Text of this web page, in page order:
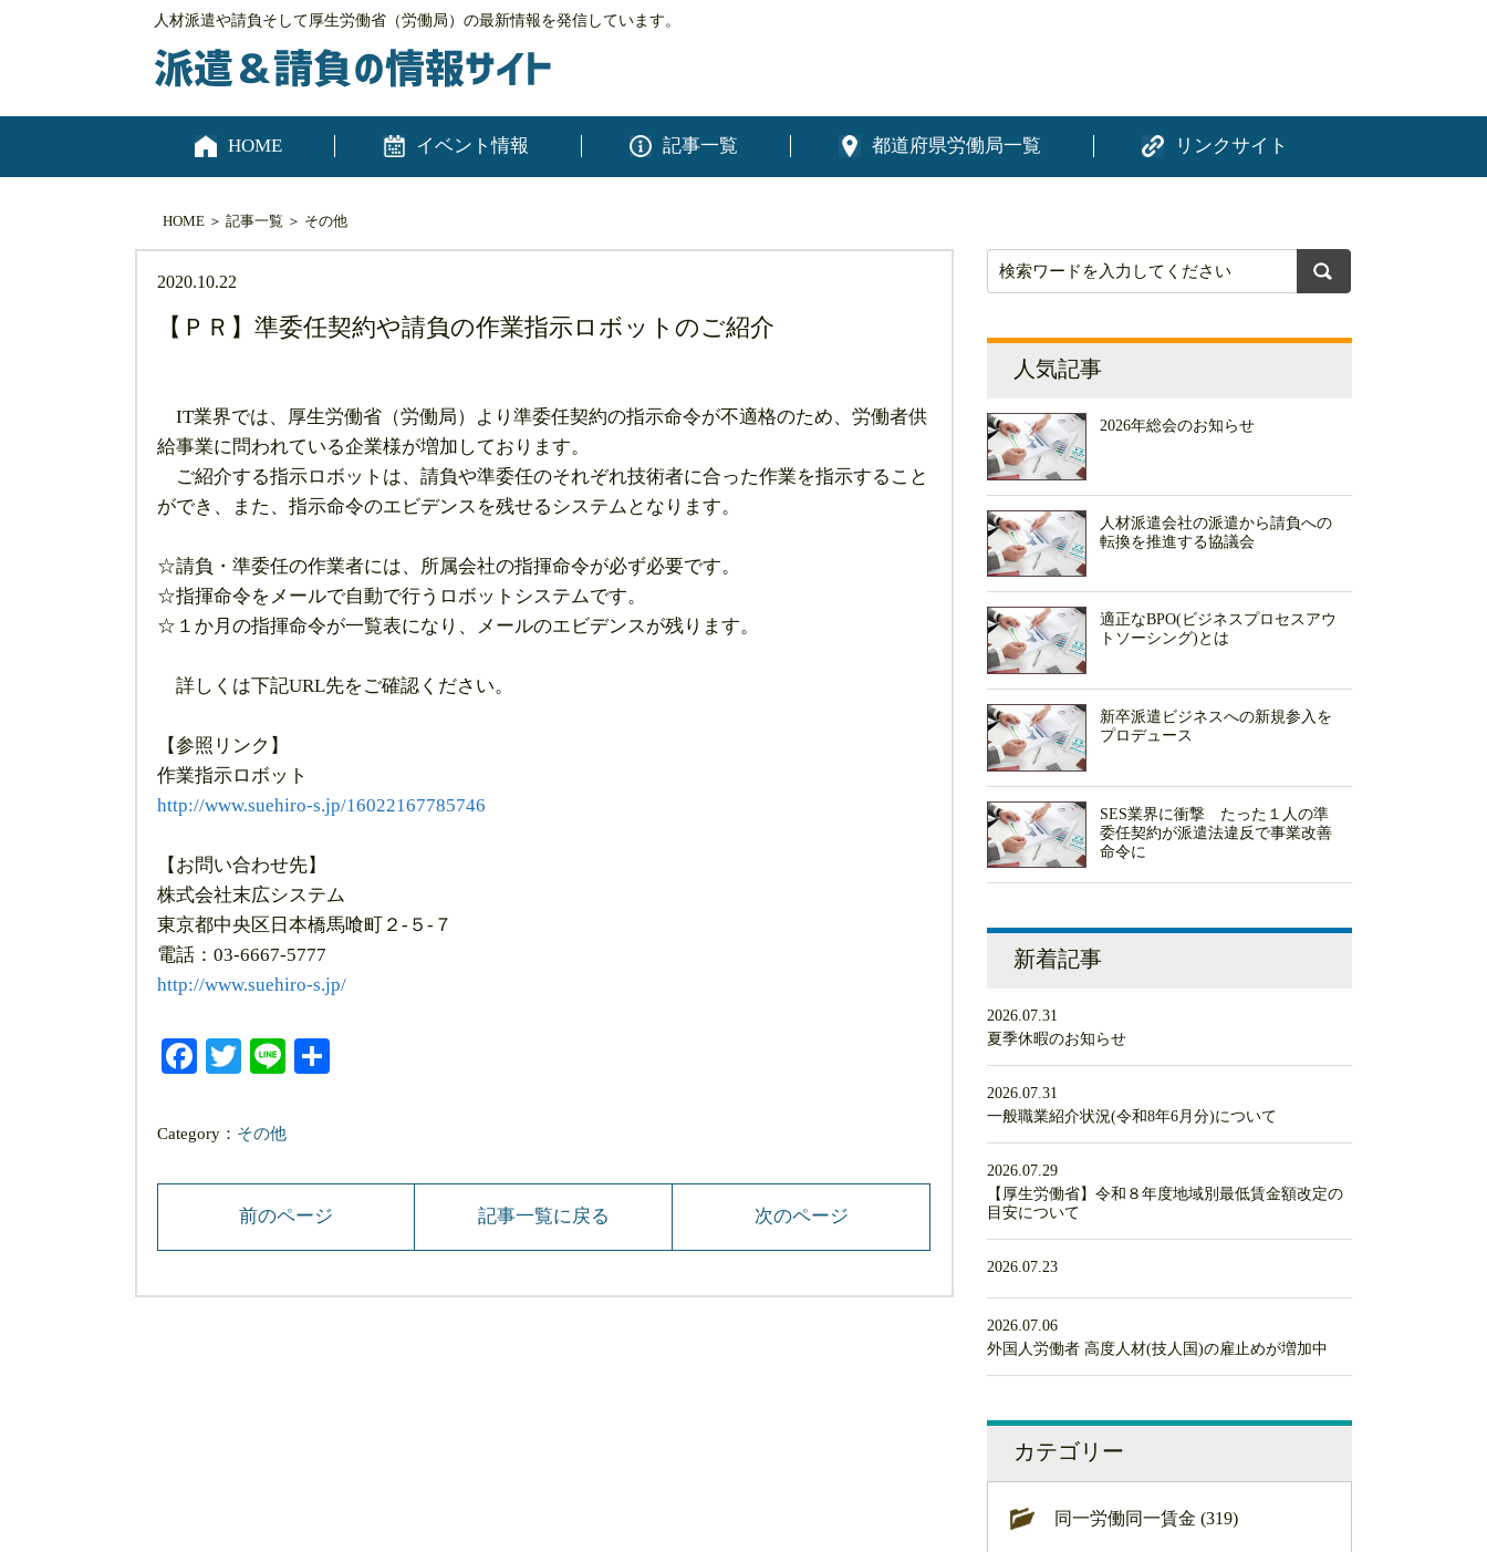
人材派遣や請負そして厚生労働省（労働局）の最新情報を発信しています。
HOME イベント情報 記事一覧 都道府県労働局一覧 リンクサイト
HOME ＞ 記事一覧 ＞ その他
2020.10.22
【ＰＲ】準委任契約や請負の作業指示ロボットのご紹介
IT業界では、厚生労働省（労働局）より準委任契約の指示命令が不適格のため、労働者供
給事業に問われている企業様が増加しております。
ご紹介する指示ロボットは、請負や準委任のそれぞれ技術者に合った作業を指示すること
ができ、また、指示命令のエビデンスを残せるシステムとなります。
☆請負・準委任の作業者には、所属会社の指揮命令が必ず必要です。
☆指揮命令をメールで自動で行うロボットシステムです。
☆１か月の指揮命令が一覧表になり、メールのエビデンスが残ります。
詳しくは下記URL先をご確認ください。
【参照リンク】
作業指示ロボット
http://www.suehiro-s.jp/16022167785746
【お問い合わせ先】
株式会社末広システム
東京都中央区日本橋馬喰町２-５-７
電話：03-6667-5777
http://www.suehiro-s.jp/
Facebook
Twitter
Line
Category： その他
前のページ 記事一覧に戻る 次のページ
人気記事
2026年総会のお知らせ
人材派遣会社の派遣から請負への
転換を推進する協議会
適正なBPO(ビジネスプロセスアウ
トソーシング)とは
新卒派遣ビジネスへの新規参入を
プロデュース
SES業界に衝撃 たった１人の準
委任契約が派遣法違反で事業改善
命令に
新着記事
2026.07.31
夏季休暇のお知らせ
2026.07.31
一般職業紹介状況(令和8年6月分)について
2026.07.29
【厚生労働省】令和８年度地域別最低賃金額改定の
目安について
2026.07.23
2026.07.06
外国人労働者 高度人材(技人国)の雇止めが増加中
カテゴリー
同一労働同一賃金 (319)